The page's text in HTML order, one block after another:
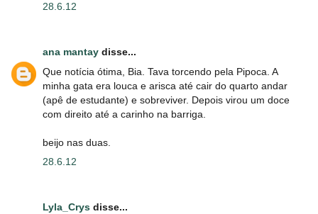
28.6.12
ana mantay disse...
Que notícia ótima, Bia. Tava torcendo pela Pipoca. A
minha gata era louca e arisca até cair do quarto andar
(apê de estudante) e sobreviver. Depois virou um doce
com direito até a carinho na barriga.
beijo nas duas.
28.6.12
Lyla_Crys disse...